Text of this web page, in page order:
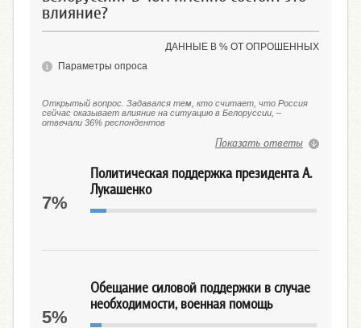
влияние?
ДАННЫЕ В % ОТ ОПРОШЕННЫХ
Параметры опроса
Открытый вопрос. Задавался тем, кто считает, что Россия
сейчас оказывает влияние на ситуацию в Белоруссии, –
отвечали 36% респондентов
Показать ответы
Политическая поддержка президента А.
Лукашенко
7%
Обещание силовой поддержки в случае
необходимости, военная помощь
5%